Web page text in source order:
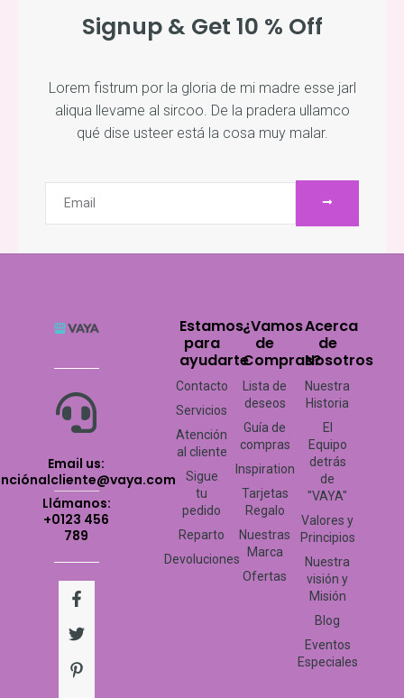
Signup & Get 10 % Off
Lorem fistrum por la gloria de mi madre esse jarl
aliqua llevame al sircoo. De la pradera ullamco
qué dise usteer está la cosa muy malar.
Email
Email us:
Llámanos:
+0123 456
789
F
a
e
o
T
w
t
e
P
i
t
r
Y
o
t
b
I
n
t
g
Estamos
para
ayudarte
Contacto
Servicios
Atención
al cliente
Sigue
tu
pedido
Reparto
Devoluciones
¿Vamos
de
Compras?
Lista de
deseos
Guía de
compras
Inspiration
Tarjetas
Regalo
Nuestras
Marca
Ofertas
Acerca
de
Nosotros
Nuestra
Historia
El
Equipo
detrás
de
"VAYA"
Valores y
Principios
Nuestra
visión y
Misión
Blog
Eventos
Especiales